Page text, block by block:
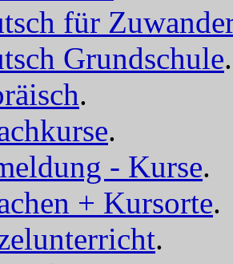
für
Grundschule.
.
.
- Kurse.
+ Kursorte.
.